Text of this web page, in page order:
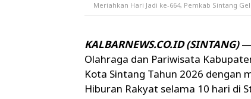
Meriahkan Hari Jadi ke-664, Pemkab Sintang
KALBARNEWS.CO.ID (SINTANG)—
Olahraga dan Pariwisata
Kota Sintang Tahun 2026 dengan
Hiburan Rakyat selama 10 hari di